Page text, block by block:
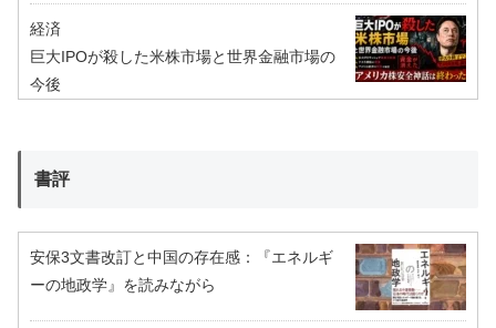
経済
巨大IPOが殺した米株市場と世界金融市場の
今後
書評
安保3文書改訂と中国の存在感：『エネルギ
ーの地政学』を読みながら